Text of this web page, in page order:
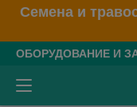
Семена и
ОБОРУДОВАНИЕ И